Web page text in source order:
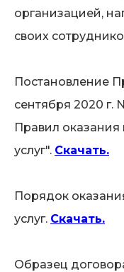
организацией,
своих
Постановление
сентября 2020 г.
Правил оказания
услуг". Скачать.
Порядок
услуг. Скачать.
Образец